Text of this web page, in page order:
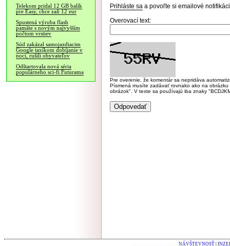
Telekom pridal 12 GB balík
pre Easy, chce zaň 12 eur
Spustená výroba flash
pamäte s novým najvyšším
počtom vrstiev
Súd zakázal samojazdiacim
Google taxíkom dobíjanie v
noci, rušili obyvateľov
Odštartovala nová séria
populárneho sci-fi Futurama
Prihláste sa a povoľte si emailové
Overovací text:
Pre overenie, že komentár sa nepridáva
Písmená musíte zadávať rovnako ako na
obrázok". V texte sa používajú iba znaky
NÁVŠTEVNOSŤ